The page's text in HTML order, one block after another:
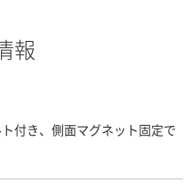
報
付き、側面マグネット固定で